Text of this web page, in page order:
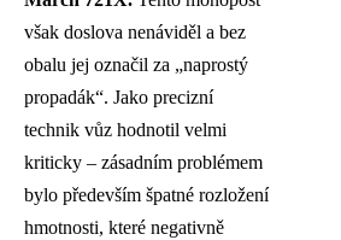
však doslova nenáviděl a bez
obalu jej označil za „naprostý
propadák“. Jako precizní
technik vůz hodnotil velmi
kriticky – zásadním problémem
bylo především špatné rozložení
hmotnosti, které negativně